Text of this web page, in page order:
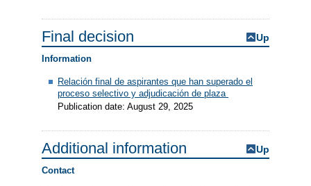
Final decision Up
Information
Relación final de aspirantes que han superado el
proceso selectivo y adjudicación de plaza
Publication date: August 29, 2025
Additional information Up
Contact